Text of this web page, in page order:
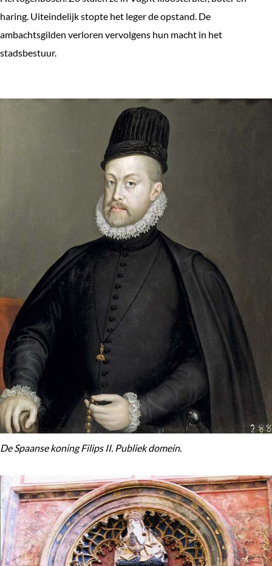
haring. Uiteindelijk stopte het leger de opstand. De
ambachtsgilden verloren vervolgens hun macht in het
stadsbestuur.
De Spaanse koning Filips II. Publiek domein.